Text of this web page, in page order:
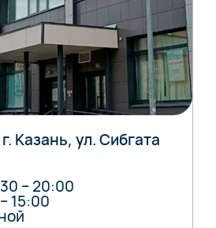
Казань, ул. Сибгата
– 20:00
15:00